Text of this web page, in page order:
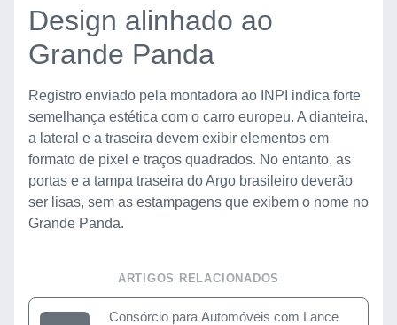
Design alinhado ao
Grande Panda
Registro enviado pela montadora ao INPI indica forte
semelhança estética com o carro europeu. A dianteira,
a lateral e a traseira devem exibir elementos em
formato de pixel e traços quadrados. No entanto, as
portas e a tampa traseira do Argo brasileiro deverão
ser lisas, sem as estampagens que exibem o nome no
Grande Panda.
ARTIGOS RELACIONADOS
Consórcio para Automóveis com Lance